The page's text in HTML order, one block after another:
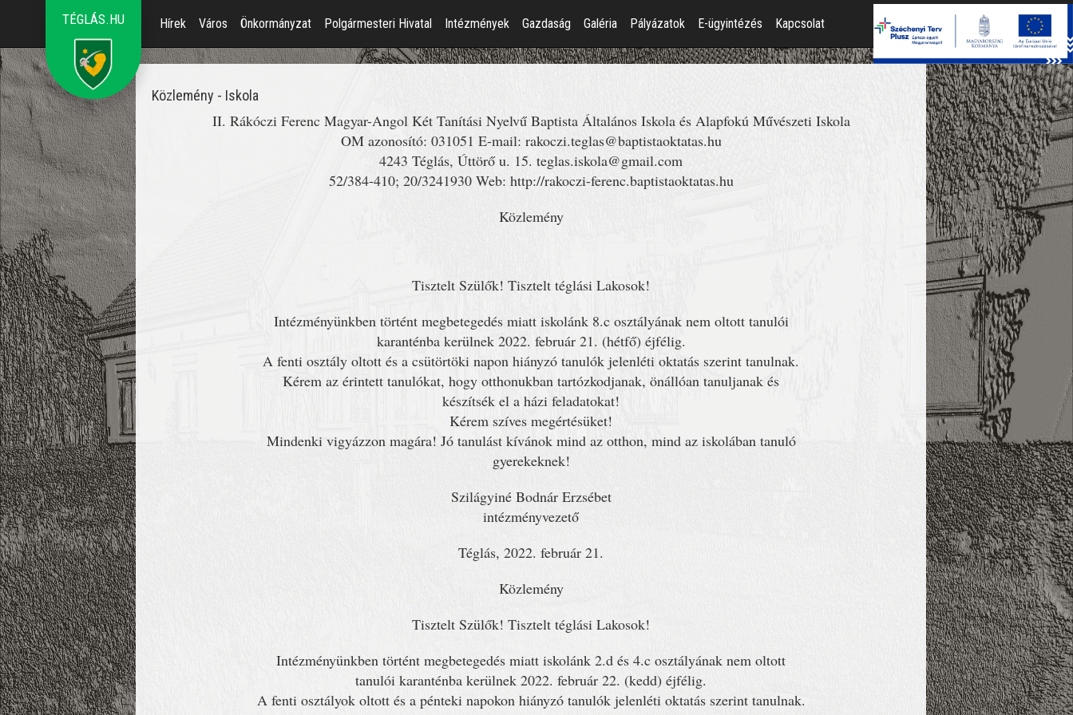
TÉGLÁS.HU Hírek Város Önkormányzat Polgármesteri Hivatal Intézmények Gazdaság Galéria Pályázatok E-ügyintézés Kapcsolat
Közlemény - Iskola
II. Rákóczi Ferenc Magyar-Angol Két Tanítási Nyelvű Baptista Általános Iskola és Alapfokú Művészeti Iskola
OM azonosító: 031051 E-mail: rakoczi.teglas@baptistaoktatas.hu
4243 Téglás, Úttörő u. 15. teglas.iskola@gmail.com
52/384-410; 20/3241930 Web: http://rakoczi-ferenc.baptistaoktatas.hu
Közlemény
Tisztelt Szülők! Tisztelt téglási Lakosok!
Intézményünkben történt megbetegedés miatt iskolánk 8.c osztályának nem oltott tanulói
karanténba kerülnek 2022. február 21. (hétfő) éjfélig.
A fenti osztály oltott és a csütörtöki napon hiányzó tanulók jelenléti oktatás szerint tanulnak.
Kérem az érintett tanulókat, hogy otthonukban tartózkodjanak, önállóan tanuljanak és
készítsék el a házi feladatokat!
Kérem szíves megértésüket!
Mindenki vigyázzon magára! Jó tanulást kívánok mind az otthon, mind az iskolában tanuló
gyerekeknek!
Szilágyiné Bodnár Erzsébet
intézményvezető
Téglás, 2022. február 21.
Közlemény
Tisztelt Szülők! Tisztelt téglási Lakosok!
Intézményünkben történt megbetegedés miatt iskolánk 2.d és 4.c osztályának nem oltott
tanulói karanténba kerülnek 2022. február 22. (kedd) éjfélig.
A fenti osztályok oltott és a pénteki napokon hiányzó tanulók jelenléti oktatás szerint tanulnak.